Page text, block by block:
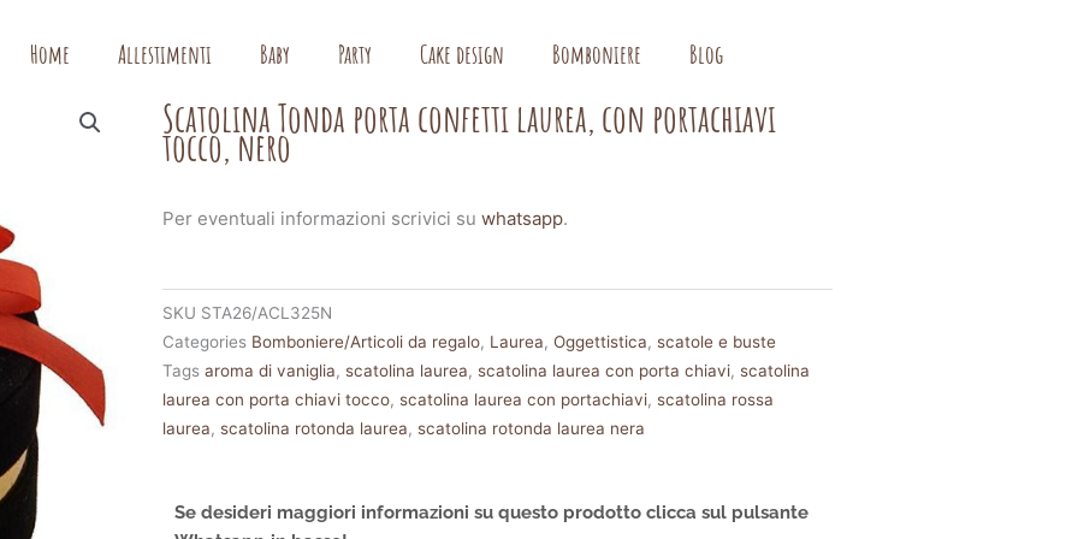
Home Allestimenti Baby Party Cake design Bomboniere Blog
Scatolina Tonda porta confetti laurea, con portachiavi
tocco, nero
Per eventuali informazioni scrivici suwhatsapp.
SKU STA26/ACL325N
Categories Bomboniere/Articoli da regalo, Laurea,Oggettistica,scatole e buste
Tags aroma di vaniglia,scatolina laurea,scatolina laurea con porta chiavi,scatolina
laurea con porta chiavi tocco,scatolina laurea con portachiavi,scatolina rossa
laurea,scatolina rotonda laurea,scatolina rotonda laurea nera
Se desideri maggiori informazioni su questo prodotto clicca sul pulsante